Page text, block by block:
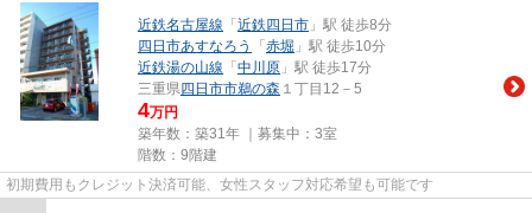
近鉄名古屋線 「 近鉄四日市 」駅 徒歩8分
四日市あすなろう
「 赤堀 」駅 徒歩10分
近鉄湯の山線 「 中川原 」駅 徒歩17分
三重県四日市市鵜の森 １丁目12－5
4万円
築年数：築31年 ｜募集中： 3室
階数：9階建
初期費用もクレジット決済可能、女性スタッフ対応希望も可能です